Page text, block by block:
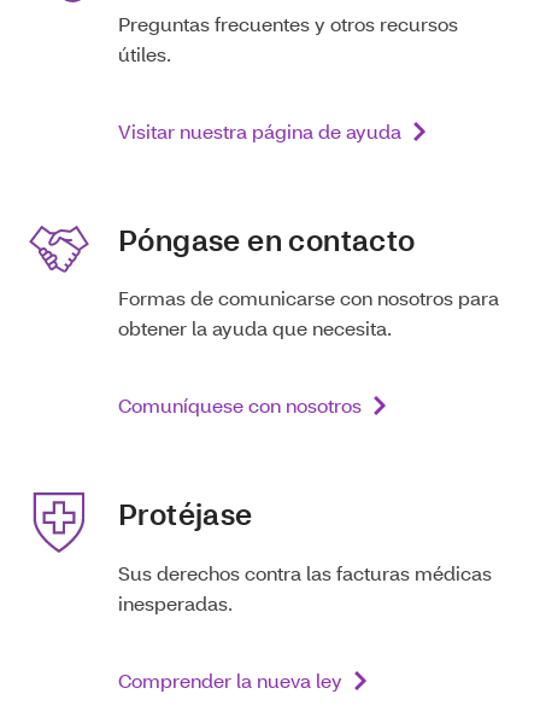
Preguntas frecuentes y otros recursos
útiles.
Visitar nuestra página de ayuda
Póngase en contacto
Formas de comunicarse con nosotros para
obtener la ayuda que necesita.
Comuníquese con nosotros
Protéjase
Sus derechos contra las facturas médicas
inesperadas.
Comprender la nueva ley